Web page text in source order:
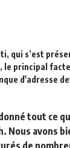
qui s’est
le principal
d'adresse
tout ce
Nous avons